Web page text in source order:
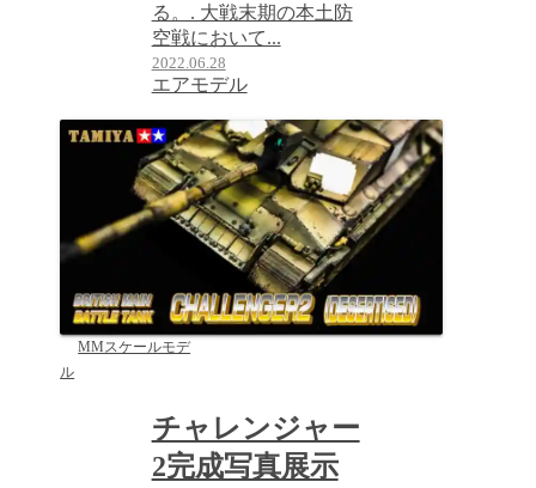
る。. 大戦末期の本土防
空戦において...
2022.06.28
エアモデル
MMスケールモデ
ル
チャレンジャー
2完成写真展示